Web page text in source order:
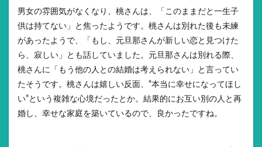
男女の雰囲気がなくなり、桃さんは、「このままだと一生子
供は持てない」と焦ったようです。桃さんは別れた後も未練
があったようで、「もし、元旦那さんが新しい恋と見つけた
ら、寂しい」とも話していました。元旦那さんは別れる際、
桃さんに「もう他の人との結婚は考えられない」と言ってい
たそうです。桃さんは嬉しい反面、“本当に幸せになってほし
い”という複雑な心境だったとか。結果的にお互い別の人と再
婚し、幸せな家庭を築いているので、良かったですね。